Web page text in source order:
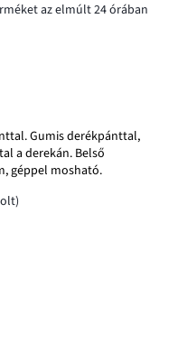
az elmúlt 24 órában
Gumis derékpánttal,
a derekán. Belső
géppel mosható.